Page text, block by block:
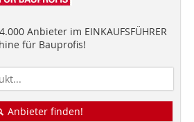
Anbieter im EINKAUFSFÜHRER
für Bauprofis!
Anbieter finden!